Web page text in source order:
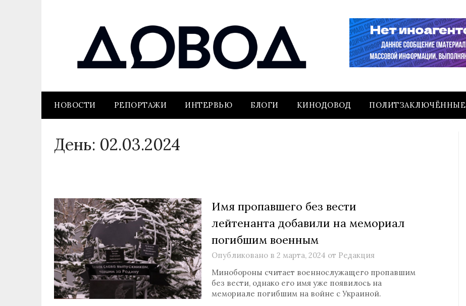
НОВОСТИ РЕПОРТАЖИ ИНТЕРВЬЮ БЛОГИ КИНОДОВОД ПОЛИТЗАКЛЮЧЁННЫЕ
День: 02.03.2024
Имя пропавшего без вести
лейтенанта добавили на мемориал
погибшим военным
Опубликовано в 2 марта, 2024 от Редакция
Минобороны считает военнослужащего пропавшим
без вести, однако его имя уже появилось на
мемориале погибшим на войне с Украиной.